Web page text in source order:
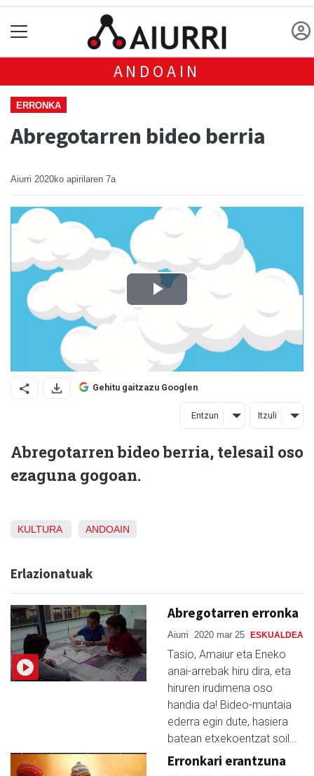
ANDOAIN
ERRONKA
Abregotarren bideo berria
Aiurri 2020ko apirilaren 7a
Gehitu gaitzazu Googlen
Entzun Itzuli
Abregotarren bideo berria, telesail oso
ezaguna gogoan.
KULTURA ANDOAIN
Erlazionatuak
Abregotarren erronka
Aiurri 2020 mar 25 ESKUALDEA
Tasio, Amaiur eta Eneko
anai-arrebak hiru dira, eta
hiruren irudimena oso
handia da! Bideo-muntaia
ederra egin dute, hasiera
batean etxekoentzat soil…
Erronkari erantzuna